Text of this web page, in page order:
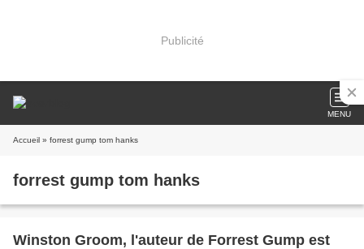
Publicité
MENU
Accueil » forrest gump tom hanks
forrest gump tom hanks
Winston Groom, l'auteur de Forrest Gump est